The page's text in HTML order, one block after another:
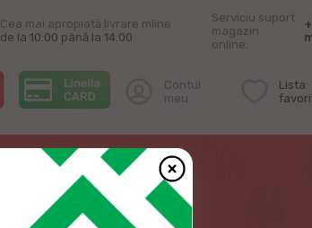
Cea mai apropiată livrare mîine
de la 10:00 până la 14:00
Serviciu suport
magazin
online:
Contul
meu
Lista